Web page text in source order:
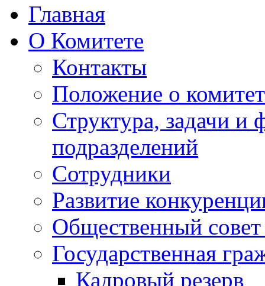
Главная
О Комитете
Контакты
Положение о
Структура, задачи и
подразделений
Сотрудники
Развитие
Общественный совет
Государственная
Кадровый резерв